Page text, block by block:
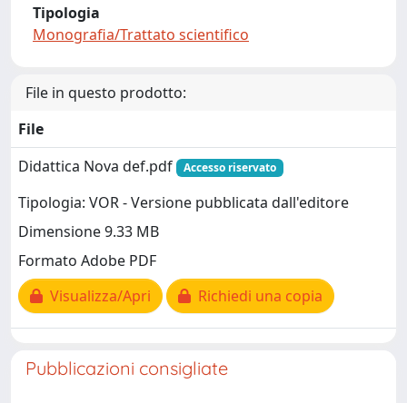
Tipologia
Monografia/Trattato scientifico
File in questo prodotto:
File
Didattica Nova def.pdf
Accesso riservato
Tipologia: VOR - Versione pubblicata dall'editore
Dimensione 9.33 MB
Formato Adobe PDF
Visualizza/Apri
Richiedi una copia
Pubblicazioni consigliate